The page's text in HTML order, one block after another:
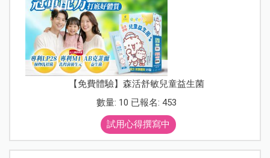
【免費體驗】森活舒敏兒童益生菌
數量: 10 已報名: 453
試用心得撰寫中